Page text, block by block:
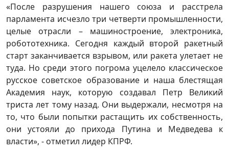
«После разрушения нашего союза и расстрела
парламента исчезло три четверти промышленности,
целые отрасли – машиностроение, электроника,
робототехника. Сегодня каждый второй ракетный
старт заканчивается взрывом, или ракета улетает не
туда. Но среди этого погрома уцелело классическое
русское советское образование и наша блестящая
Академия наук, которую создавал Петр Великий
триста лет тому назад. Они выдержали, несмотря на
то, что были попытки растащить их собственность,
они устояли до прихода Путина и Медведева к
власти», - отметил лидер КПРФ.